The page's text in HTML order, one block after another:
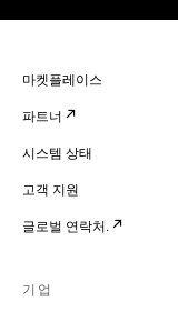
마켓플레이스
파트너
시스템 상태
고객 지원
글로벌 연락처.
기업